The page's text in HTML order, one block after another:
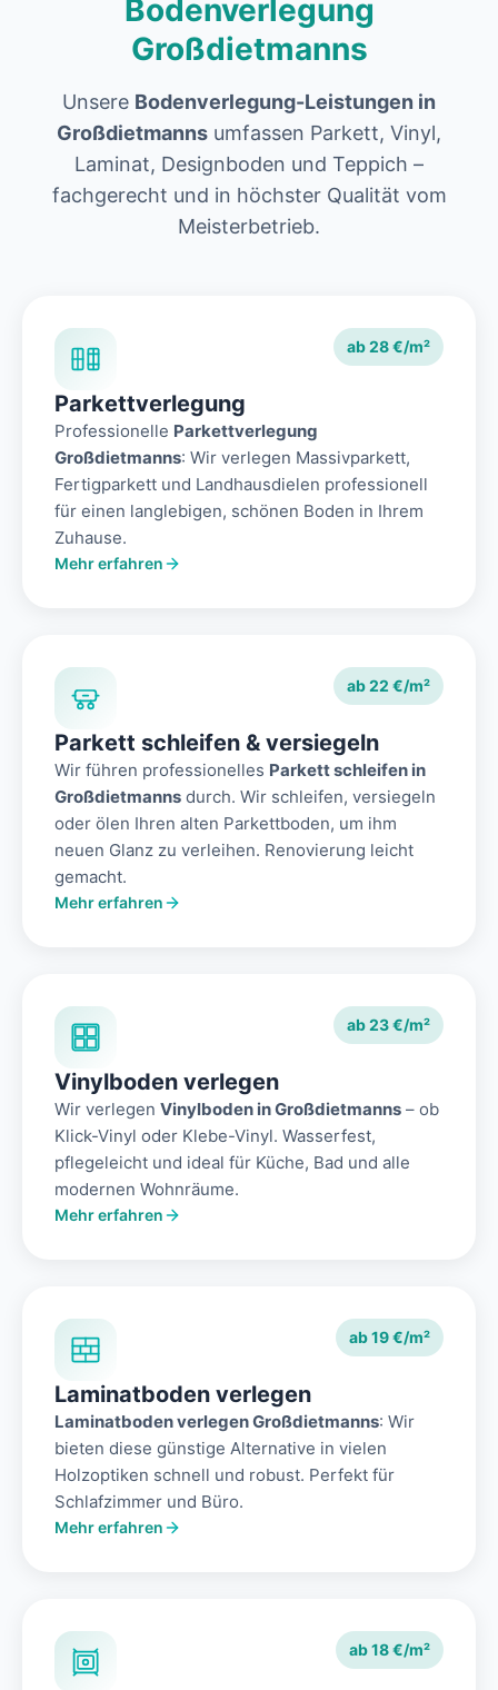
Bodenverlegung
Großdietmanns
Unsere Bodenverlegung-Leistungen in
Großdietmanns umfassen Parkett, Vinyl,
Laminat, Designboden und Teppich –
fachgerecht und in höchster Qualität vom
Meisterbetrieb.
ab 28 €/m²
Parkettverlegung
Professionelle Parkettverlegung
Großdietmanns: Wir verlegen Massivparkett,
Fertigparkett und Landhausdielen professionell
für einen langlebigen, schönen Boden in Ihrem
Zuhause.
Mehr erfahren
ab 22 €/m²
Parkett schleifen & versiegeln
Wir führen professionelles Parkett schleifen in
Großdietmanns durch. Wir schleifen, versiegeln
oder ölen Ihren alten Parkettboden, um ihm
neuen Glanz zu verleihen. Renovierung leicht
gemacht.
Mehr erfahren
ab 23 €/m²
Vinylboden verlegen
Wir verlegen Vinylboden in Großdietmanns – ob
Klick-Vinyl oder Klebe-Vinyl. Wasserfest,
pflegeleicht und ideal für Küche, Bad und alle
modernen Wohnräume.
Mehr erfahren
ab 19 €/m²
Laminatboden verlegen
Laminatboden verlegen Großdietmanns: Wir
bieten diese günstige Alternative in vielen
Holzoptiken schnell und robust. Perfekt für
Schlafzimmer und Büro.
Mehr erfahren
ab 18 €/m²